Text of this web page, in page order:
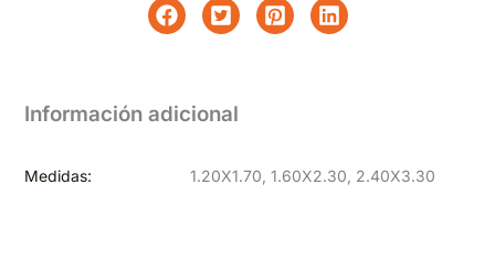
Información adicional
Medidas: 1.20X1.70, 1.60X2.30, 2.40X3.30